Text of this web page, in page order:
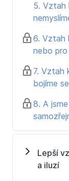
5. Vztah
6. Vztah
nebo pro
7. Vztah
bojíme
8. A
Lepší
a iluzí